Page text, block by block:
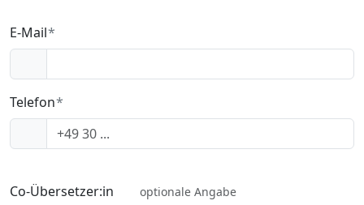
E-Mail
Telefon
Co-Übersetzer:in optionale Angabe